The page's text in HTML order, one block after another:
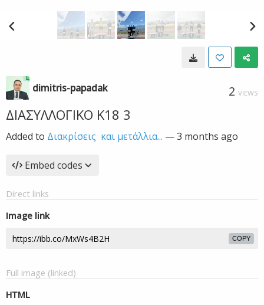
dimitris-papadak 2 VIEWS
ΔΙΑΣΥΛΛΟΓΙΚΟ Κ18 3
Added to Διακρίσεις και μετάλλια... —3 months ago
Embed codes
Direct links
Image link
COPY
Full image (linked)
HTML